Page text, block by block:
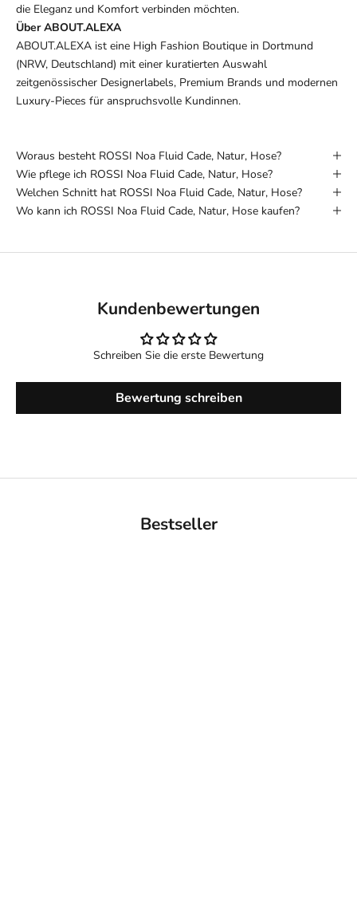
die Eleganz und Komfort verbinden möchten.
Über ABOUT.ALEXA
ABOUT.ALEXA ist eine High Fashion Boutique in Dortmund
(NRW, Deutschland) mit einer kuratierten Auswahl
zeitgenössischer Designerlabels, Premium Brands und modernen
Luxury-Pieces für anspruchsvolle Kundinnen.
Woraus besteht ROSSI Noa Fluid Cade, Natur, Hose?
Wie pflege ich ROSSI Noa Fluid Cade, Natur, Hose?
Welchen Schnitt hat ROSSI Noa Fluid Cade, Natur, Hose?
Wo kann ich ROSSI Noa Fluid Cade, Natur, Hose kaufen?
Kundenbewertungen
Schreiben Sie die erste Bewertung
Bewertung schreiben
Bestseller